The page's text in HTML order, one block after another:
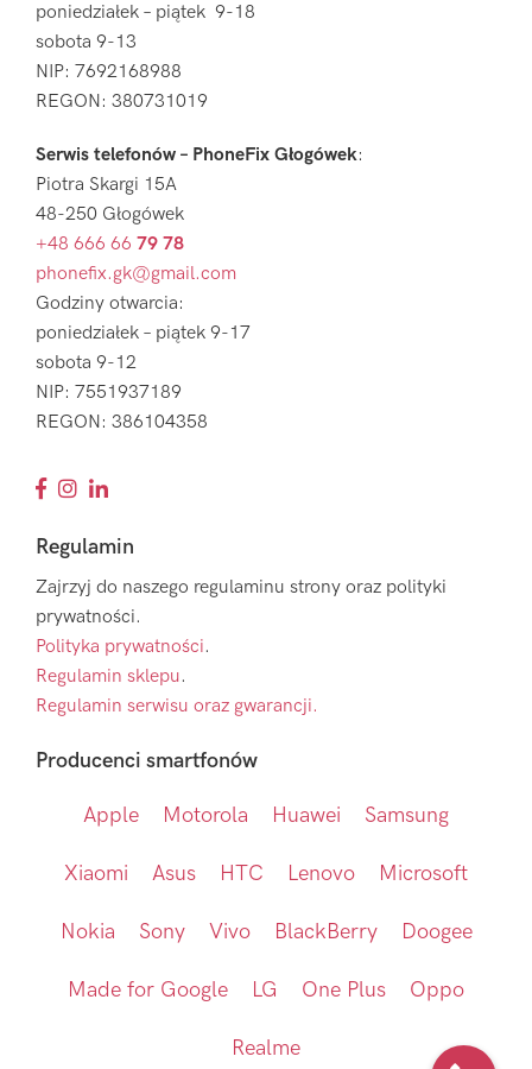
poniedziałek – piątek 9-18
sobota 9-13
NIP: 7692168988
REGON: 380731019
Serwis telefonów – PhoneFix Głogówek:
Piotra Skargi 15A
48-250 Głogówek
+48 666 66 79 78
phonefix.gk@gmail.com
Godziny otwarcia:
poniedziałek – piątek 9-17
sobota 9-12
NIP: 7551937189
REGON: 386104358
Regulamin
Zajrzyj do naszego regulaminu strony oraz polityki
prywatności.
Polityka prywatności.
Regulamin sklepu.
Regulamin serwisu oraz gwarancji.
Producenci smartfonów
Apple Motorola Huawei Samsung
Xiaomi Asus HTC Lenovo Microsoft
Nokia Sony Vivo BlackBerry Doogee
Made for Google LG One Plus Oppo
Realme